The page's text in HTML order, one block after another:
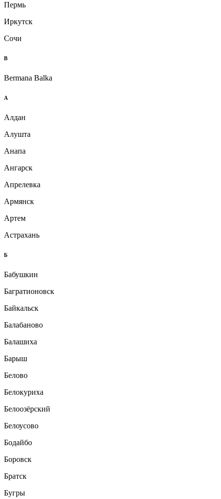
Пермь
Иркутск
Сочи
B
Bermana Balka
А
Алдан
Алушта
Анапа
Ангарск
Апрелевка
Армянск
Артем
Астрахань
Б
Бабушкин
Багратионовск
Байкальск
Балабаново
Балашиха
Барыш
Белово
Белокуриха
Белоозёрский
Белоусово
Бодайбо
Боровск
Братск
Бугры